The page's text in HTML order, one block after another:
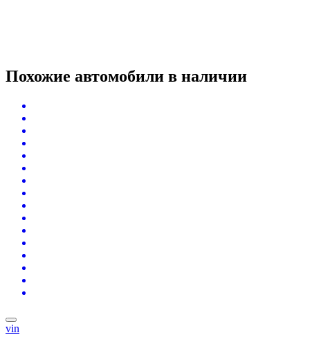
Похожие автомобили в наличии
vin